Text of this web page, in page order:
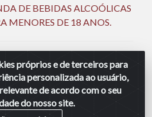
próprios e de terceiros para
personalizada ao usuário,
de acordo com o seu
do nosso site.
DE BEBIDAS ALCOÓLICAS
MENORES DE 18 ANOS.
| CNPJ 05.390.477/0002-25 -
S/N - Manassu - CEP 54130-340 -
dos Guararapes/PE